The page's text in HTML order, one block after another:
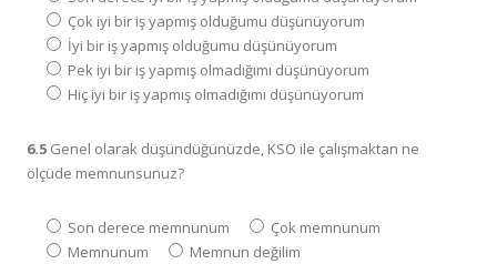
Çok iyi bir iş yapmış olduğumu düşünüyorum
İyi bir iş yapmış olduğumu düşünüyorum
Pek iyi bir iş yapmış olmadığımı düşünüyorum
Hiç iyi bir iş yapmış olmadığımı düşünüyorum
6.5 Genel olarak düşündüğünüzde, KSO ile çalışmaktan ne
ölçüde memnunsunuz?
Son derece memnunum
Çok memnunum
Memnunum
Memnun değilim